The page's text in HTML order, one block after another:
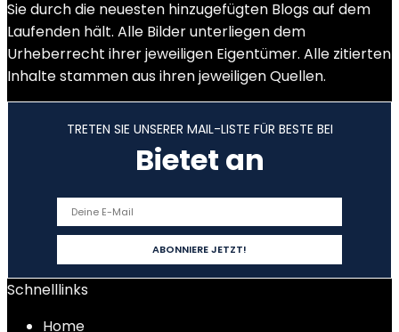
Sie durch die neuesten hinzugefügten Blogs auf dem
Laufenden hält. Alle Bilder unterliegen dem
Urheberrecht ihrer jeweiligen Eigentümer. Alle zitierten
Inhalte stammen aus ihren jeweiligen Quellen.
TRETEN SIE UNSERER MAIL-LISTE FÜR BESTE BEI
Bietet an
Schnelllinks
Home